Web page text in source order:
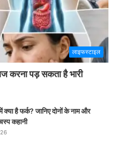
लाइफस्टाइल
करना पड़ सकता है भारी
है फर्क? जानिए दोनों के नाम और
कहानी